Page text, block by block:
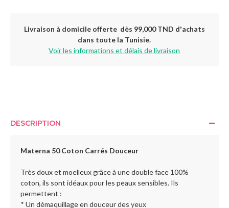
Livraison à domicile offerte dès 99,000 TND d'achats
dans toute la Tunisie.
Voir les informations et délais de livraison
DESCRIPTION
Materna 50 Coton Carrés Douceur
Très doux et moelleux grâce à une double face 100%
coton, ils sont idéaux pour les peaux sensibles. Ils
permettent :
* Un démaquillage en douceur des yeux